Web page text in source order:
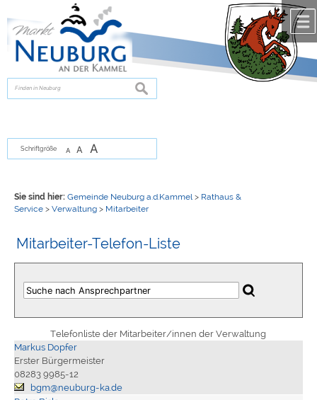
zur Navigationoder
springen.
suchen
Schriftgröße A A A
Sie sind hier: Gemeinde Neuburg a.d.Kammel > Rathaus &
Service> Verwaltung> Mitarbeiter
Mitarbeiter-Telefon-Liste
Telefonliste der Mitarbeiter/innen der Verwaltung
Markus Dopfer
Erster Bürgermeister
08283 9985-12
bgm@neuburg-ka.de